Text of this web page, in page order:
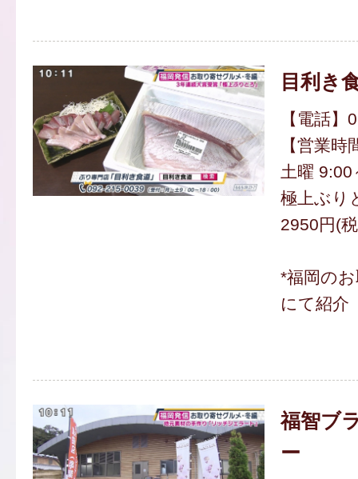
目利き
【電話
【営業
土曜 9:00
極上ぶり
2950円(
*福岡の
にて紹介
福智ブ
ー